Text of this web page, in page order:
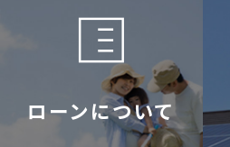
ローンについて